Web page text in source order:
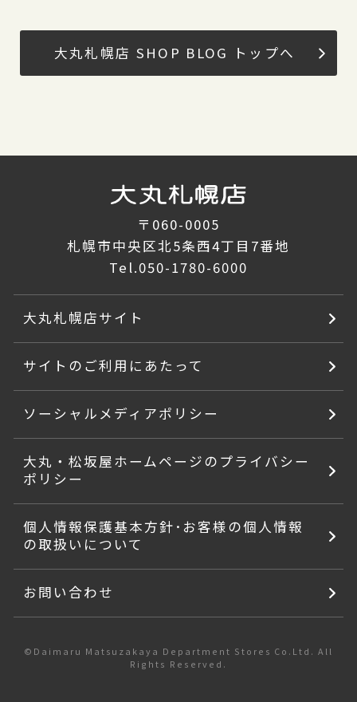
大丸札幌店 SHOP BLOG トップへ
〒060-0005
札幌市中央区北5条西4丁目7番地
Tel.050-1780-6000
大丸札幌店サイト
サイトのご利用にあたって
ソーシャルメディアポリシー
大丸・松坂屋ホームページのプライバシー
ポリシー
個人情報保護基本方針･お客様の個人情報
の取扱いについて
お問い合わせ
©Daimaru Matsuzakaya Department Stores Co.Ltd. All
Rights Reserved.